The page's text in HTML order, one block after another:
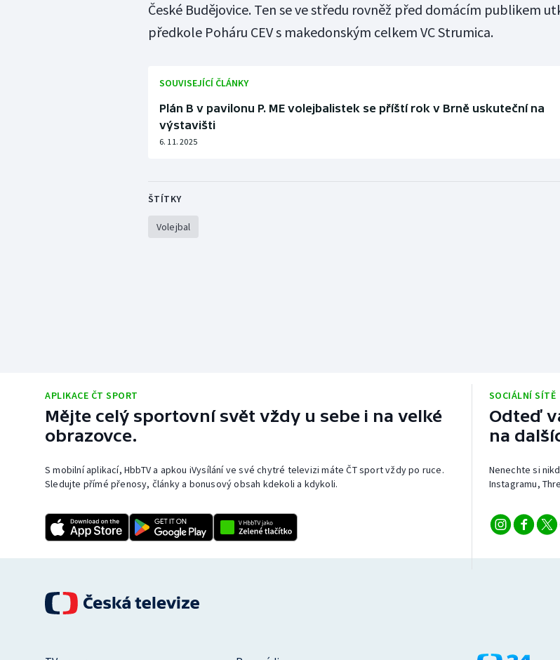
České Budějovice. Ten se ve středu rovněž před domácím publikem
předkole Poháru CEV s makedonským celkem VC Strumica.
SOUVISEJÍCÍ ČLÁNKY
Plán B v pavilonu P. ME volejbalistek se příští rok v Brně uskuteční na
výstavišti
6. 11. 2025
ŠTÍTKY
Volejbal
APLIKACE ČT SPORT
Mějte celý sportovní svět vždy u sebe i na velké
obrazovce.
S mobilní aplikací, HbbTV a apkou iVysílání ve své chytré televizi máte ČT sport vždy po ruce.
Sledujte přímé přenosy, články a bonusový obsah kdekoli a kdykoli.
SOCIÁLNÍ SÍTĚ
Odteď
na
Nenechte si
Instagramu,